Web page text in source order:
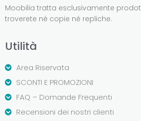
Moobilia tratta esclusivamente
troverete né copie né repliche.
Utilità
Area Riservata
SCONTI E PROMOZIONI
FAQ – Domande Frequenti
Recensioni dei nostri clienti